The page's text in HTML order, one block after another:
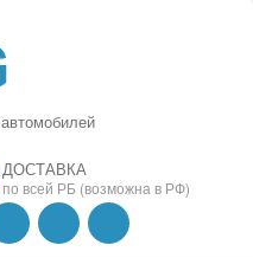
ДОСТАВКА
по всей РБ (возможна в РФ)